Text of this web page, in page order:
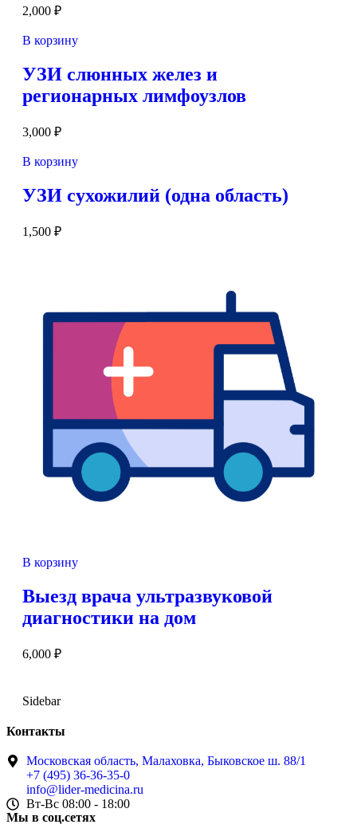
2,000 ₽
В корзину
УЗИ слюнных желез и
регионарных лимфоузлов
3,000 ₽
В корзину
УЗИ сухожилий (одна область)
1,500 ₽
В корзину
Выезд врача ультразвуковой
диагностики на дом
6,000 ₽
Sidebar
Контакты
Московская область, Малаховка, Быковское ш. 88/1
+7 (495) 36-36-35-0
info@lider-medicina.ru
Вт-Вс 08:00 - 18:00
Мы в соц.сетях